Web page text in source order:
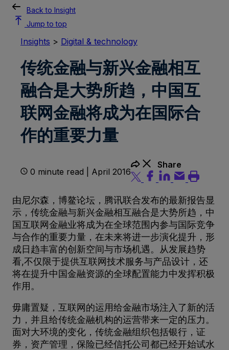
Back to Insight
Jump to top
Insights > Digital & technology
传统金融与新兴金融相互
融合是大势所趋，中国互
联网金融将成为在国际合
作的重要力量
0 minute read | April 2016
Share
由尼尔森，博鳌论坛，腾讯联合发布的最新报告显
示，传统金融与新兴金融相互融合是大势所趋，中
国互联网金融业将成为在全球范围内参与国际竞争
与合作的重要力量，在未来将进一步演化提升，形
成日趋丰富的创新空间与市场机遇。从发展趋势
看,不仅限于提供互联网技术服务与产品设计，还
将在提升中国金融资源的全球配置能力中发挥积极
作用。
毋庸置疑，互联网的运用给金融市场注入了新的活
力，并且给传统金融机构的运营带来一定的压力。
面对大环境的变化，传统金融组织包括银行，证
券，资产管理，保险已经信托公司都已经开始试水